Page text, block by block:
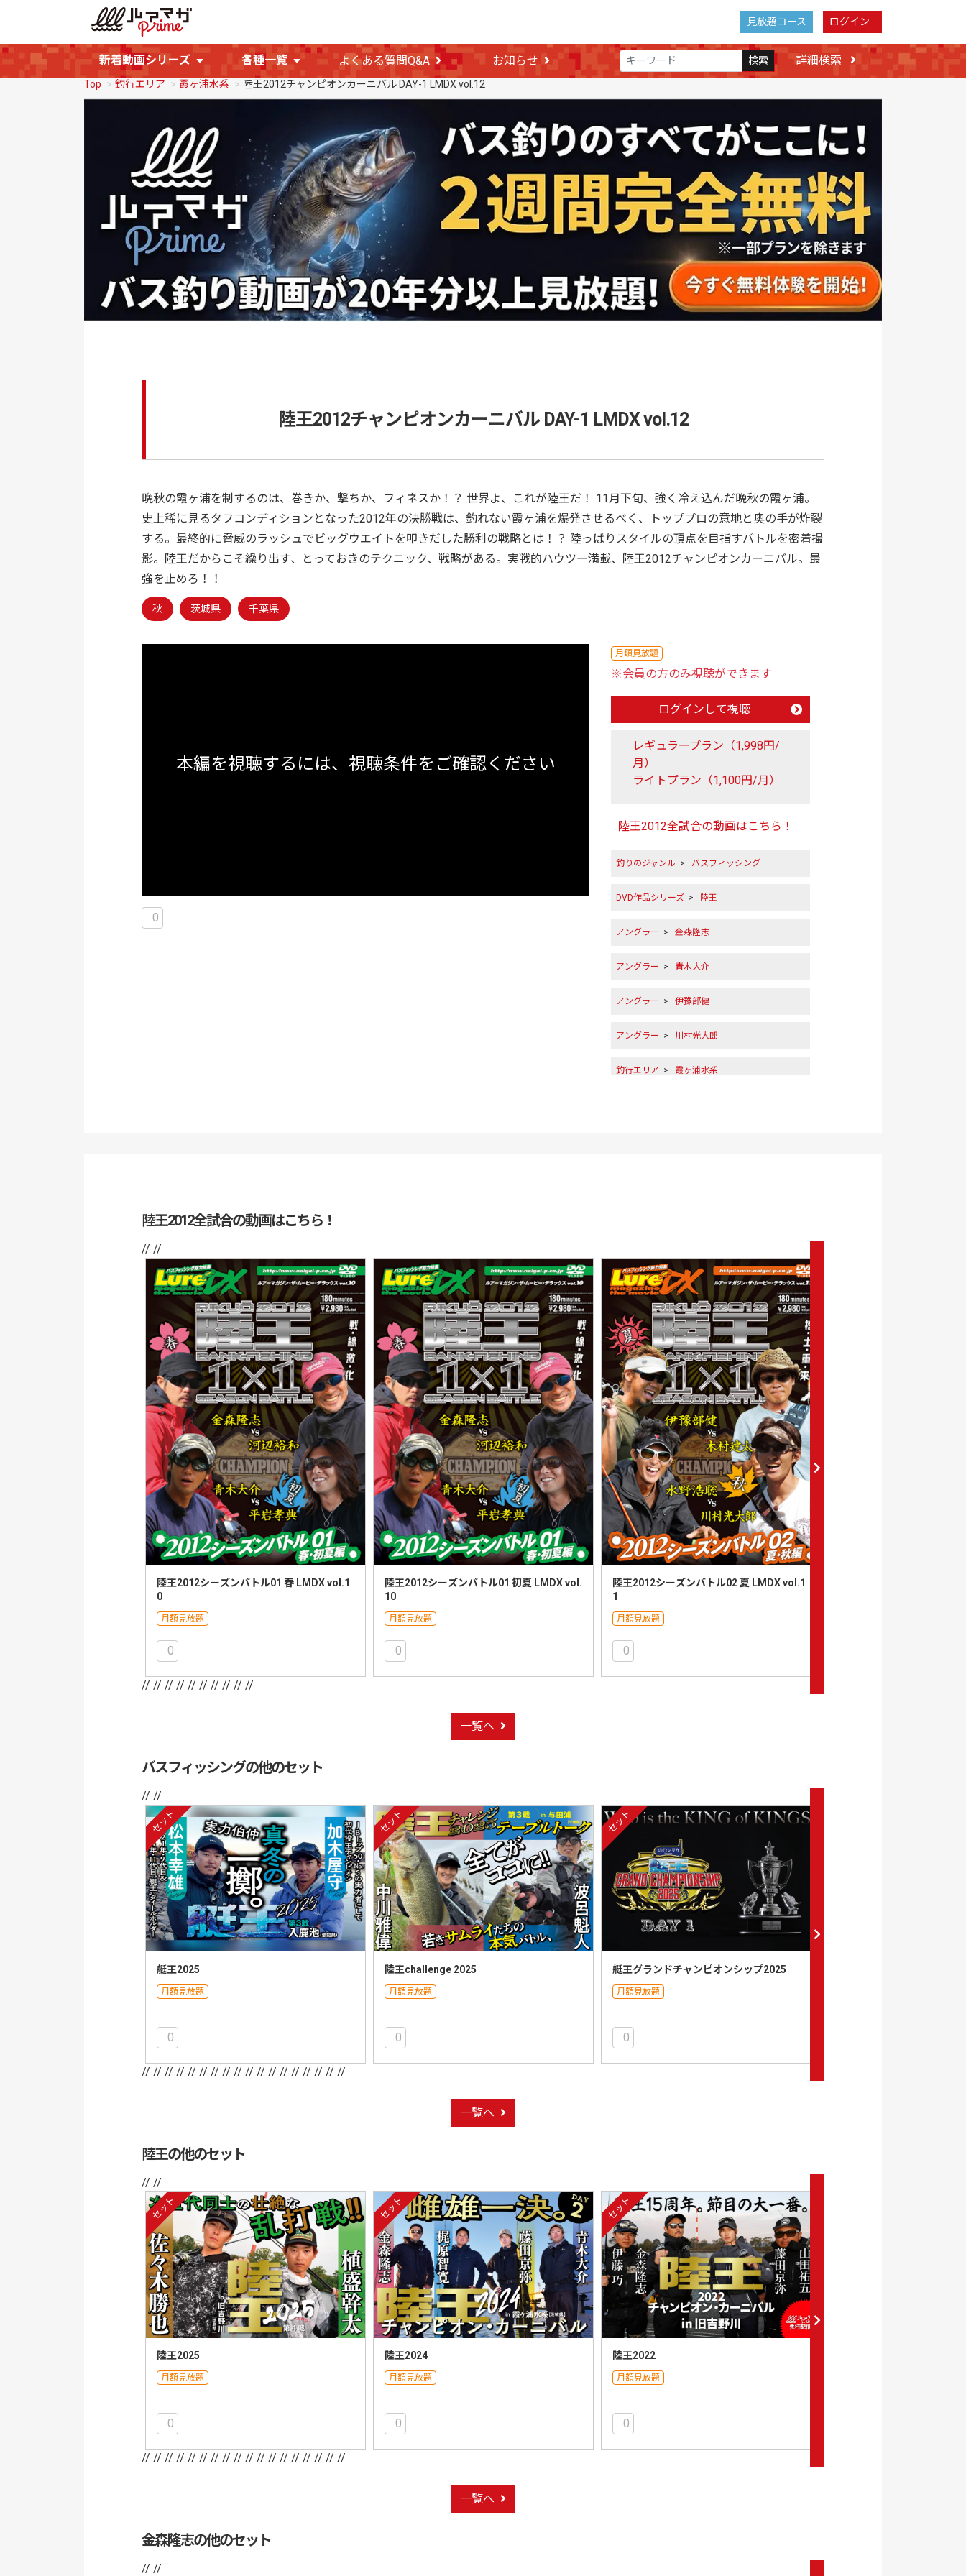
見放題コース ログイン
新着動画シリーズ 各種一覧 よくある質問Q&A お知らせ 検索 詳細検索
Top 釣行エリア 霞ヶ浦水系 陸王2012チャンピオンカーニバル DAY-1 LMDX vol.12
陸王2012チャンピオンカーニバル DAY-1 LMDX vol.12
晩秋の霞ヶ浦を制するのは、巻きか、撃ちか、フィネスか！？ 世界よ、これが陸王だ！ 11月下旬、強く冷え込んだ晩秋の霞ヶ浦。
史上稀に見るタフコンディションとなった2012年の決勝戦は、釣れない霞ヶ浦を爆発させるべく、トッププロの意地と奥の手が炸裂
する。最終的に脅威のラッシュでビッグウエイトを叩きだした勝利の戦略とは！？ 陸っぱりスタイルの頂点を目指すバトルを密着撮
影。陸王だからこそ繰り出す、とっておきのテクニック、戦略がある。実戦的ハウツー満載、陸王2012チャンピオンカーニバル。最
強を止めろ！！
秋 茨城県 千葉県
本編を視聴するには、視聴条件をご確認ください
0
月額見放題
※会員の方のみ視聴ができます
ログインして視聴
レギュラープラン（1,998円/
月）
ライトプラン（1,100円/月）
陸王2012全試合の動画はこちら！
釣りのジャンル > バスフィッシング
DVD作品シリーズ> 陸王
アングラー > 金森隆志
アングラー > 青木大介
アングラー > 伊豫部健
アングラー > 川村光大郎
釣行エリア > 霞ヶ浦水系
陸王2012全試合の動画はこちら！
// //
陸王2012シーズンバトル01 春 LMDX vol.1
0
月額見放題
0
陸王2012シーズンバトル01 初夏 LMDX vol.
10
月額見放題
0
陸王2012シーズンバトル02 夏 LMDX vol.1
1
月額見放題
0
// // // // // // // // // //
一覧へ
バスフィッシングの他のセット
// //
セット
艇王2025
月額見放題
0
セット
陸王challenge 2025
月額見放題
0
セット
艇王グランドチャンピオンシップ2025
月額見放題
0
// // // // // // // // // // // // // // // // // //
一覧へ
陸王の他のセット
// //
セット
陸王2025
月額見放題
0
セット
陸王2024
月額見放題
0
セット
陸王2022
月額見放題
0
// // // // // // // // // // // // // // // // // //
一覧へ
金森隆志の他のセット
// //